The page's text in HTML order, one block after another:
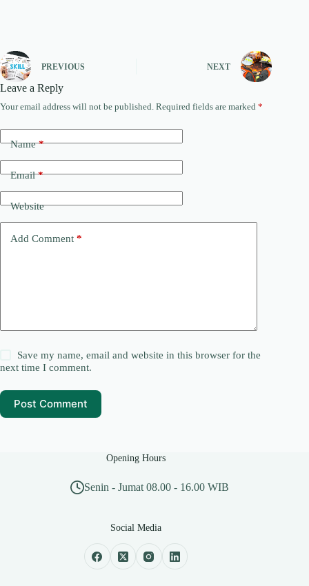
PREVIOUS NEXT
Leave a Reply
Your email address will not be published. Required fields are marked *
Name*
Email*
Website
Add Comment *
Save my name, email and website in this browser for the
next time I comment.
Post Comment
Opening Hours
Senin - Jumat 08.00 - 16.00 WIB
Social Media